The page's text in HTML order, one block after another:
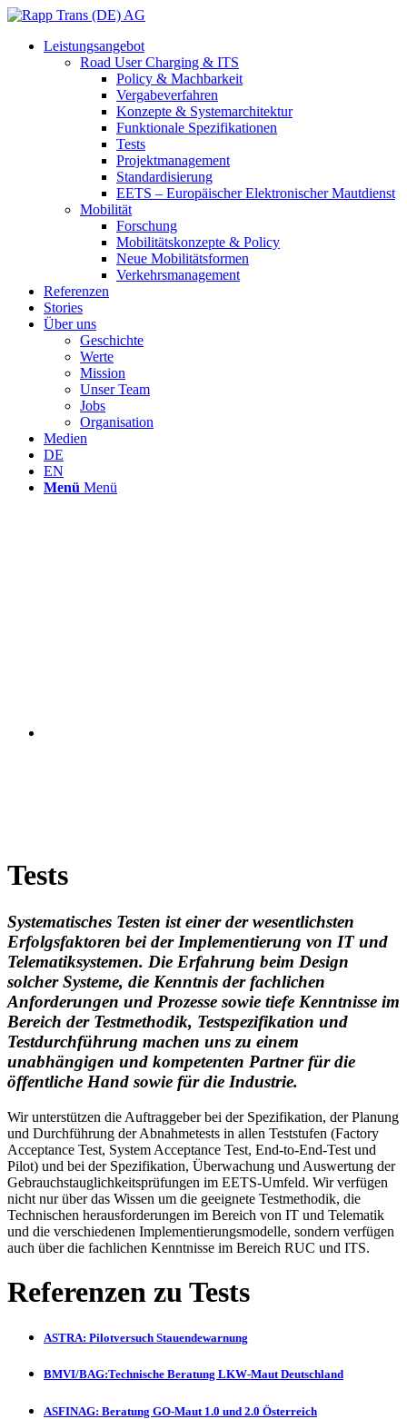
Leistungsangebot
Road User Charging & ITS
Policy & Machbarkeit
Vergabeverfahren
Konzepte & Systemarchitektur
Funktionale Spezifikationen
Tests
Projektmanagement
Standardisierung
EETS – Europäischer Elektronischer Mautdienst
Mobilität
Forschung
Mobilitätskonzepte & Policy
Neue Mobilitätsformen
Verkehrsmanagement
Referenzen
Stories
Über uns
Geschichte
Werte
Mission
Unser Team
Jobs
Organisation
Medien
DE
EN
Menü Menü
Tests
Systematisches Testen ist einer der wesentlichsten
Erfolgsfaktoren bei der Implementierung von IT und
Telematiksystemen. Die Erfahrung beim Design
solcher Systeme, die Kenntnis der fachlichen
Anforderungen und Prozesse sowie tiefe Kenntnisse im
Bereich der Testmethodik, Testspezifikation und
Testdurchführung machen uns zu einem
unabhängigen und kompetenten Partner für die
öffentliche Hand sowie für die Industrie.
Wir unterstützen die Auftraggeber bei der Spezifikation, der Planung
und Durchführung der Abnahmetests in allen Teststufen (Factory
Acceptance Test, System Acceptance Test, End-to-End-Test und
Pilot) und bei der Spezifikation, Überwachung und Auswertung der
Gebrauchstauglichkeitsprüfungen im EETS-Umfeld. Wir verfügen
nicht nur über das Wissen um die geeignete Testmethodik, die
Technischen herausforderungen im Bereich von IT und Telematik
und die verschiedenen Implementierungsmodelle, sondern verfügen
auch über die fachlichen Kenntnisse im Bereich RUC und ITS.
Referenzen zu Tests
ASTRA: Pilotversuch Stauendewarnung
BMVI/BAG:Technische Beratung LKW-Maut Deutschland
ASFINAG: Beratung GO-Maut 1.0 und 2.0 Österreich